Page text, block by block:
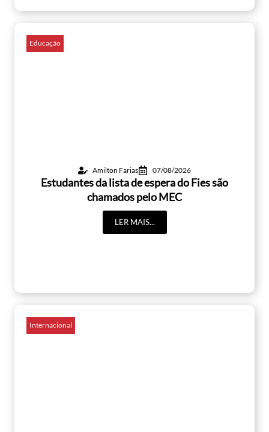
Educação
Amilton Farias 07/08/2026
Estudantes da lista de espera do Fies são
chamados pelo MEC
LER MAIS...
Internacional